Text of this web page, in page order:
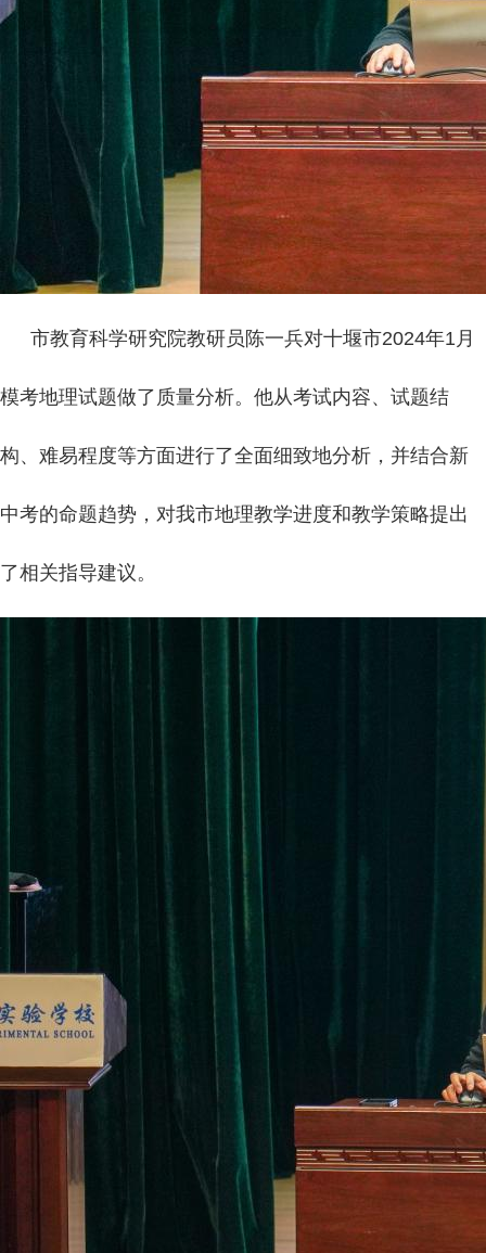
市教育科学研究院教研员陈一兵对十堰市2024年1月
模考地理试题做了质量分析。他从考试内容、试题结
构、难易程度等方面进行了全面细致地分析，并结合新
中考的命题趋势，对我市地理教学进度和教学策略提出
了相关指导建议。